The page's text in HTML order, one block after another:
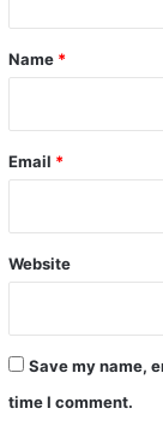
*
Name *
Email *
Website
Save my name,
time I comment.